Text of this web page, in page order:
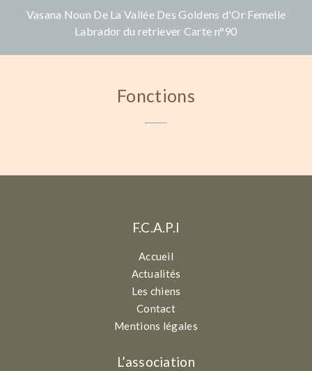
Vasana Noun De La Vallée Des Goldens d'Or Femelle
Labrador du retriever Carte n°90
Fonctions
F.C.A.P.I
Accueil
Actualités
Les chiens
Contact
Mentions légales
L’association